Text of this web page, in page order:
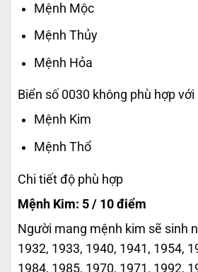
Mệnh Mộc
Mệnh Thủy
Mệnh Hỏa
Biển số 0030 không phù hợp với
Mệnh Kim
Mệnh Thổ
Chi tiết độ phù hợp
Mệnh Kim: 5 / 10 điểm
Người mang mệnh kim sẽ sinh
1932, 1933, 1940, 1941, 1954,
1984, 1985, 1970, 1971, 1992,